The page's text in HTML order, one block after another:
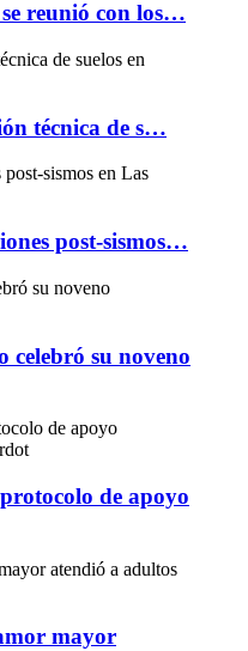
reunió con los…
técnica de s…
post-sismos…
celebró su noveno
de apoyo
mayor